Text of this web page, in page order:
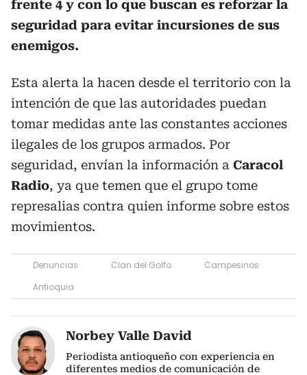
frente 4 y con lo que buscan es reforzar la
seguridad para evitar incursiones de sus
enemigos.
Esta alerta la hacen desde el territorio con la
intención de que las autoridades puedan
tomar medidas ante las constantes acciones
ilegales de los grupos armados. Por
seguridad, envían la información a Caracol
Radio, ya que temen que el grupo tome
represalias contra quien informe sobre estos
movimientos.
Denuncias Clan del Golfo
Campesinos
Antioquia
Norbey Valle David
Periodista antioqueño con experiencia en
diferentes medios de comunicación de